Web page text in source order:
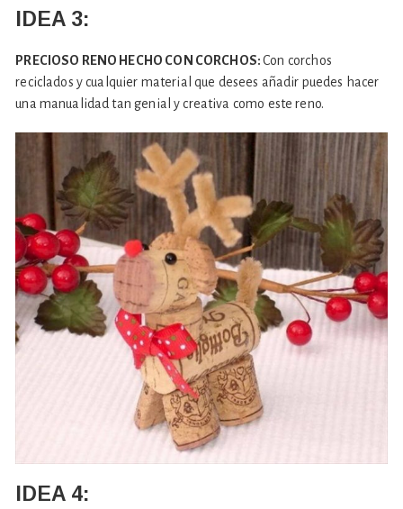
IDEA 3:
PRECIOSO RENO HECHO CON CORCHOS:Con corchos
reciclados y cualquier material que desees añadir puedes hacer
una manualidad tan genial y creativa como este reno.
IDEA 4: